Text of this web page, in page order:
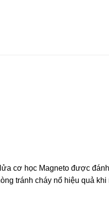
cơ học Magneto được
tránh cháy nổ hiệu quả